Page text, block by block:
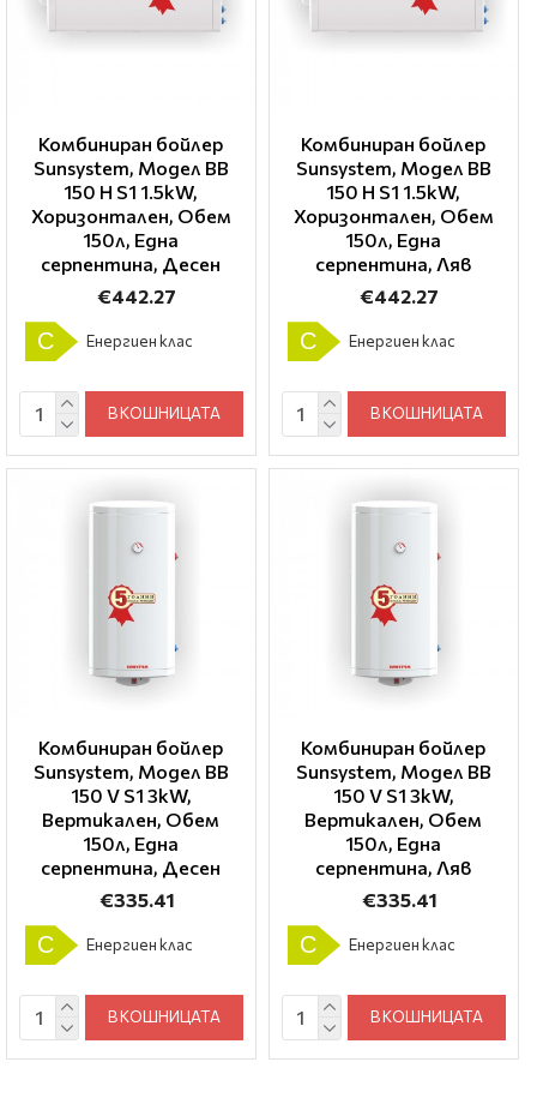
Комбиниран бойлер
Sunsystem, Модел BB
150 H S1 1.5kW,
Хоризонтален, Обем
150л, Една
серпентина, Десен
€442.27
C Енергиен клас
В КОШНИЦАТА
Комбиниран бойлер
Sunsystem, Модел BB
150 H S1 1.5kW,
Хоризонтален, Обем
150л, Една
серпентина, Ляв
€442.27
C Енергиен клас
В КОШНИЦАТА
Комбиниран бойлер
Sunsystem, Модел BB
150 V S1 3kW,
Вертикален, Обем
150л, Една
серпентина, Десен
€335.41
C Енергиен клас
В КОШНИЦАТА
Комбиниран бойлер
Sunsystem, Модел BB
150 V S1 3kW,
Вертикален, Обем
150л, Една
серпентина, Ляв
€335.41
C Енергиен клас
В КОШНИЦАТА